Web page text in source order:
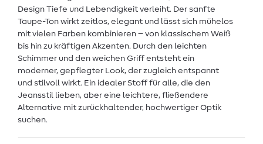
Design Tiefe und Lebendigkeit verleiht. Der sanfte
Taupe-Ton wirkt zeitlos, elegant und lässt sich mühelos
mit vielen Farben kombinieren – von klassischem Weiß
bis hin zu kräftigen Akzenten. Durch den leichten
Schimmer und den weichen Griff entsteht ein
moderner, gepflegter Look, der zugleich entspannt
und stilvoll wirkt. Ein idealer Stoff für alle, die den
Jeansstil lieben, aber eine leichtere, fließendere
Alternative mit zurückhaltender, hochwertiger Optik
suchen.